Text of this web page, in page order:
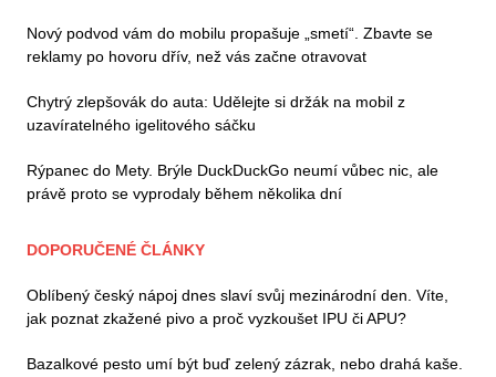
Nový podvod vám do mobilu propašuje „smetí“. Zbavte se
reklamy po hovoru dřív, než vás začne otravovat
Chytrý zlepšovák do auta: Udělejte si držák na mobil z
uzavíratelného igelitového sáčku
Rýpanec do Mety. Brýle DuckDuckGo neumí vůbec nic, ale
právě proto se vyprodaly během několika dní
DOPORUČENÉ ČLÁNKY
Oblíbený český nápoj dnes slaví svůj mezinárodní den. Víte,
jak poznat zkažené pivo a proč vyzkoušet IPU či APU?
Bazalkové pesto umí být buď zelený zázrak, nebo drahá kaše.